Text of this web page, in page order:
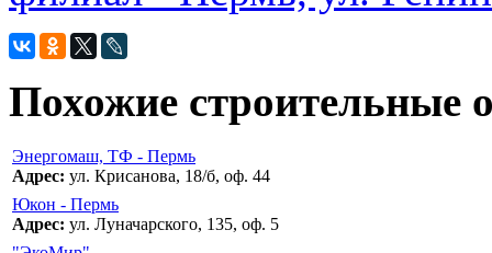
Похожие строительные
Энергомаш, ТФ - Пермь
Адрес: ул. Крисанова, 18/б, оф. 44
Юкон - Пермь
Адрес: ул. Луначарского, 135, оф. 5